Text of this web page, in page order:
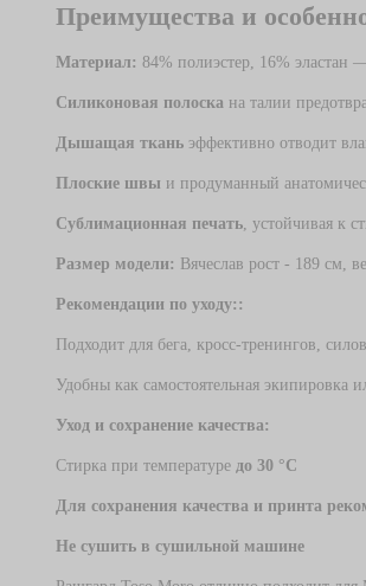
Боксерские лапы и макивары
Тренировочные системы (массажеры,
Преимущества и
Материал: 84% полиэстер, 16% эластан
Силиконовая полоска на талии
Дышащая ткань эффективно отводит
Плоские швы и продуманный
Сублимационная печать, устойчивая к
Размер модели: Вячеслав рост - 189 см,
Рекомендации по уходу::
Подходит для бега, кросс‑тренингов,
Удобны как самостоятельная
Уход и сохранение качества:
Стирка при температуре до 30 °C
Для сохранения качества и принта
Не сушить в сушильной машине